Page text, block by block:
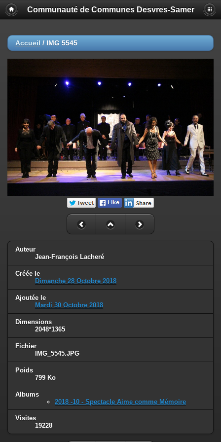
Communauté de Communes Desvres-Samer
Accueil / IMG 5545
Auteur
Jean-François Lacheré
Créée le
Dimanche 28 Octobre 2018
Ajoutée le
Mardi 30 Octobre 2018
Dimensions
2048*1365
Fichier
IMG_5545.JPG
Poids
799 Ko
Albums
2018 -10 - Spectacle Aime comme Mémoire
Visites
19228